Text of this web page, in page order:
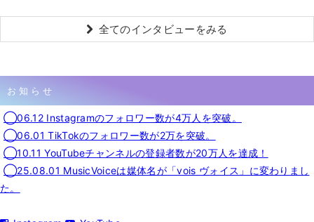
全てのインタビューをみる
お知らせ
◯06.12 Instagramのフォロワー数が4万人を突破。
◯06.01 TikTokのフォロワー数が2万を突破。
◯10.11 YouTubeチャンネルの登録者数が20万人を達成！
◯25.08.01 MusicVoiceは媒体名が「vois ヴォイス」に変わりまし
た。